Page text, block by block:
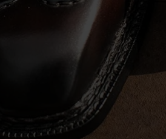
inbespoke.ru